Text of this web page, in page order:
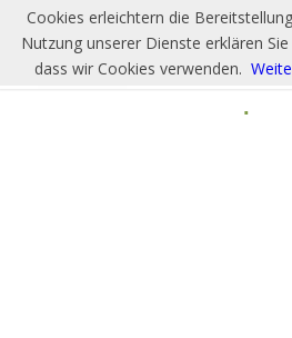
Cookies erleichtern die
Nutzung unserer Dienste erklären
dass wir Cookies verwenden.